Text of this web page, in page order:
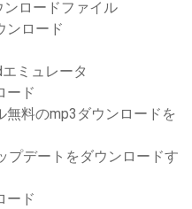
ンロードファイル
ンロード
ミュレータ
ード
無料のmp3ダウンロードを
プデートをダウンロードす
ード